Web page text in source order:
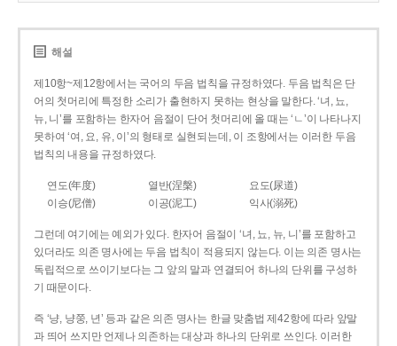
해설
제10항~제12항에서는 국어의 두음 법칙을 규정하였다. 두음 법칙은 단
어의 첫머리에 특정한 소리가 출현하지 못하는 현상을 말한다. ‘녀, 뇨,
뉴, 니’를 포함하는 한자어 음절이 단어 첫머리에 올 때는 ‘ㄴ’이 나타나지
못하여 ‘여, 요, 유, 이’의 형태로 실현되는데, 이 조항에서는 이러한 두음
법칙의 내용을 규정하였다.
연도(年度) 열반(涅槃)
요도(尿道)
이승(尼僧)
이공(泥工) 익사(溺死)
그런데 여기에는 예외가 있다. 한자어 음절이 ‘녀, 뇨, 뉴, 니’를 포함하고
있더라도 의존 명사에는 두음 법칙이 적용되지 않는다. 이는 의존 명사는
독립적으로 쓰이기보다는 그 앞의 말과 연결되어 하나의 단위를 구성하
기 때문이다.
즉 ‘냥, 냥쭝, 년’ 등과 같은 의존 명사는 한글 맞춤법 제42항에 따라 앞말
과 띄어 쓰지만 언제나 의존하는 대상과 하나의 단위로 쓰인다. 이러한